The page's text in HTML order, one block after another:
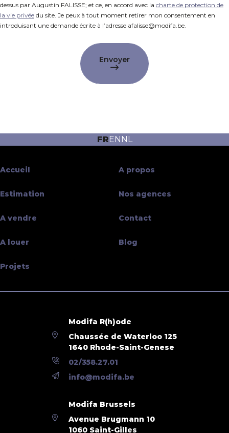
dessus par Augustin FALISSE; et ce, en accord avec la charte de protection de
la vie privée du site. Je peux à tout moment retirer mon consentement en
introduisant une demande écrite à l’adresse afalisse@modifa.be.
Envoyer
FR EN NL
Accueil
Estimation
A vendre
A louer
Projets
A propos
Nos agences
Contact
Blog
Modifa R(h)ode
Chaussée de Waterloo 125
1640 Rhode-Saint-Genese
02/358.27.01
info@modifa.be
Modifa Brussels
Avenue Brugmann 10
1060 Saint-Gilles